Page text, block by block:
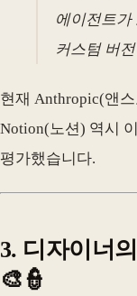
에이전트가
커스텀 버
현재 Anthropic(앤
Notion(노션) 역시
평가했습니다.
3. 디자이너
🎨👮